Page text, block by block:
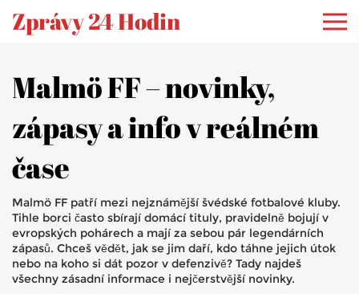
Zprávy 24 Hodin
Malmö FF – novinky,
zápasy a info v reálném
čase
Malmö FF patří mezi nejznámější švédské fotbalové kluby.
Tihle borci často sbírají domácí tituly, pravidelně bojují v
evropských pohárech a mají za sebou pár legendárních
zápasů. Chceš vědět, jak se jim daří, kdo táhne jejich útok
nebo na koho si dát pozor v defenzivě? Tady najdeš
všechny zásadní informace i nejčerstvější novinky.